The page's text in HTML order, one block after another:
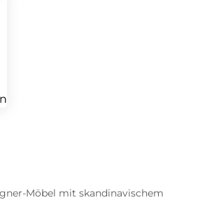
Möbel mit skandinavischem